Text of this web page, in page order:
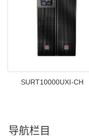
SURT10000UXI-CH
导航栏目